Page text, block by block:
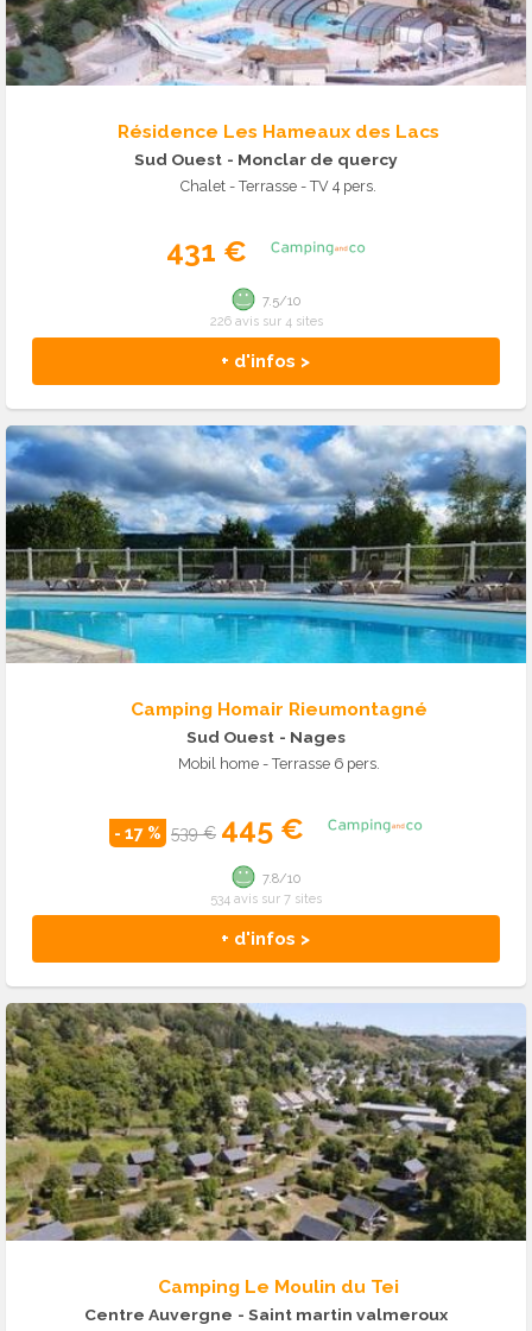
Résidence Les Hameaux des Lacs
Sud Ouest - Monclar de quercy
Chalet - Terrasse - TV 4 pers.
431 €
+ d'infos >
7.5/10
226 avis sur 4 sites
Camping Homair Rieumontagné
Sud Ouest - Nages
Mobil home - Terrasse 6 pers.
- 17 % 539 € 445 €
+ d'infos >
7.8/10
534 avis sur 7 sites
Camping Le Moulin du Tei
Centre Auvergne - Saint martin valmeroux